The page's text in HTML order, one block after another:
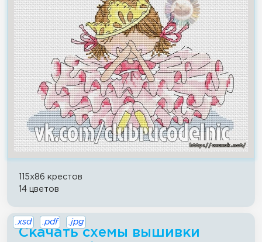
115x86 крестов
14 цветов
Скачать схемы вышивки
.xsd .pdf .jpg